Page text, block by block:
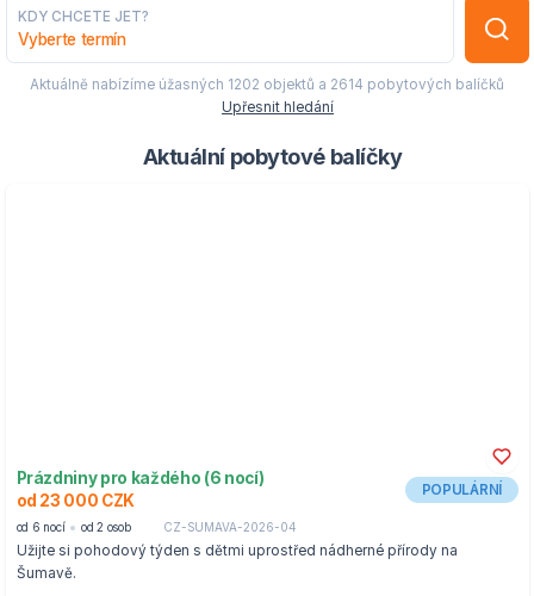
KDY CHCETE JET?
Vyberte termín
Aktuálně nabízíme úžasných 1202 objektů a 2614 pobytových balíčků
Upřesnit hledání
Aktuální pobytové balíčky
Prázdniny pro každého (6 nocí)
od 23 000 CZK
POPULÁRNÍ
od 6 nocí od 2 osob CZ-SUMAVA-2026-04
Užijte si pohodový týden s dětmi uprostřed nádherné přírody na
Šumavě.